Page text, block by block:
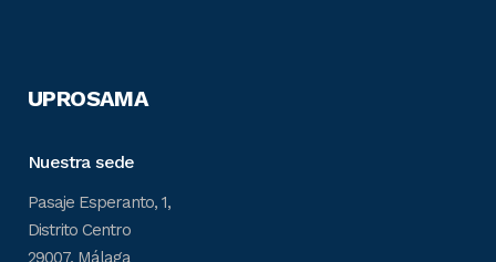
UPROSAMA
Nuestra sede
Pasaje Esperanto, 1,
Distrito Centro